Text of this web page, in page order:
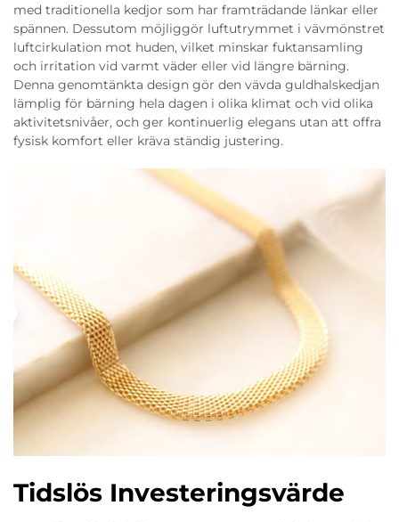
med traditionella kedjor som har framträdande länkar eller
spännen. Dessutom möjliggör luftutrymmet i vävmönstret
luftcirkulation mot huden, vilket minskar fuktansamling
och irritation vid varmt väder eller vid längre bärning.
Denna genomtänkta design gör den vävda guldhalskedjan
lämplig för bärning hela dagen i olika klimat och vid olika
aktivitetsnivåer, och ger kontinuerlig elegans utan att offra
fysisk komfort eller kräva ständig justering.
Tidslös Investeringsvärde